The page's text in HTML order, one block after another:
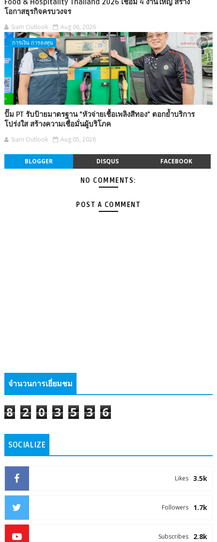
Food & Hospitality Thailand 2026 เชื่อม 4 งานใหญ่ สร้าง
โอกาสธุรกิจครบวงจร
Siam Outlook Aug 06, 2026
การเงิน การลงทุน
ปั๊ม PT รับป้ายมาตรฐาน "หัวจ่ายเชื้อเพลิงสีทอง" ตอกย้ำบริการ
โปร่งใส สร้างความเชื่อมั่นผู้บริโภค
Siam Outlook Aug 05, 2026
BLOGGER DISQUS FACEBOOK
NO COMMENTS:
POST A COMMENT
จำนวนการเยี่ยมชม
8 2 0 3 5 3 6
SOCIALIZE
3.5k
Likes
1.7k
Followers
2.8k
Subscribes